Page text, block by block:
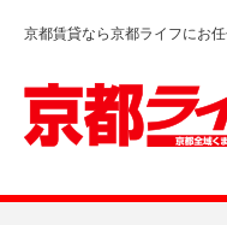
京都賃貸なら京都ライフにお